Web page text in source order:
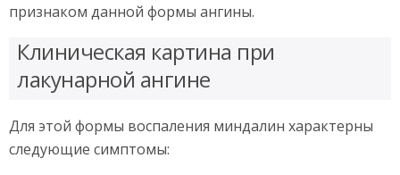
признаком данной формы ангины.
Клиническая картина при
лакунарной ангине
Для этой формы воспаления миндалин характерны
следующие симптомы: